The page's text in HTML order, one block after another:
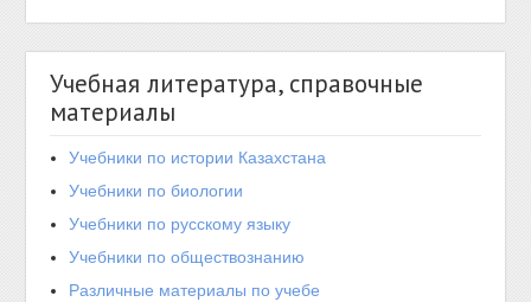
Учебная литература, справочные
материалы
Учебники по истории Казахстана
Учебники по биологии
Учебники по русскому языку
Учебники по обществознанию
Различные материалы по учебе